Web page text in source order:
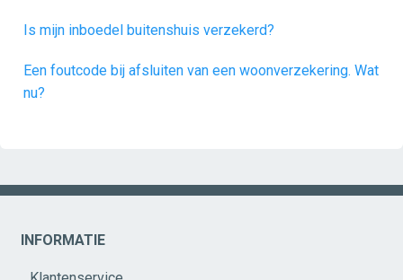
Is mijn inboedel buitenshuis verzekerd?
Een foutcode bij afsluiten van een woonverzekering. Wat
nu?
INFORMATIE